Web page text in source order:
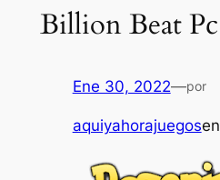
Billion Beat Pc
Ene 30, 2022—por
aquiyahorajuegosen